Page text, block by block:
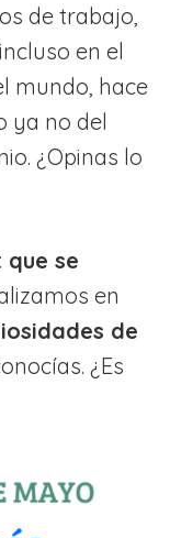
de trabajo,
en el
mundo, hace
ya no del
¿Opinas lo
se
en
de
¿Es